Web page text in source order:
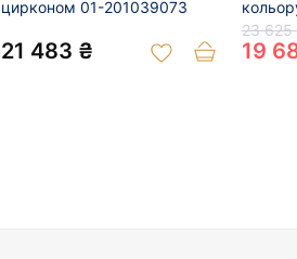
цирконом 01-201039073
21 483 ₴
23 625
19